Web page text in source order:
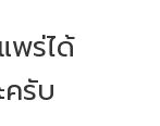
พร่ได้
รับ